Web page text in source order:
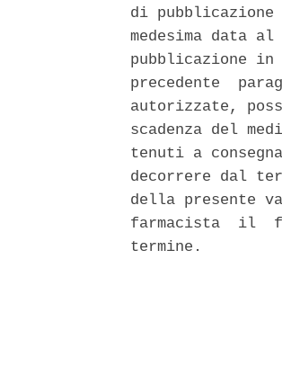
di
medesima
pubblicazione
precedente
autorizzate,
scadenza del
tenuti a
decorrere dal
della presente
farmacista  il
termine.